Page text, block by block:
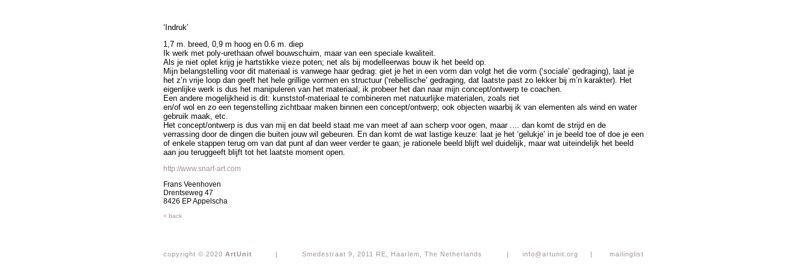
‘Indruk’
1,7 m. breed, 0,9 m hoog en 0.6 m. diep
Ik werk met poly-urethaan ofwel bouwschuim, maar van een speciale kwaliteit.
Als je niet oplet krijg je hartstikke vieze poten; net als bij modelleerwas bouw ik het beeld op.
Mijn belangstelling voor dit materiaal is vanwege haar gedrag: giet je het in een vorm dan volgt het die vorm (‘sociale’ gedraging), laat je
het z’n vrije loop dan geeft het hele grillige vormen en structuur (‘rebellische’ gedraging, dat laatste past zo lekker bij m’n karakter). Het
eigenlijke werk is dus het manipuleren van het materiaal; ik probeer het dan naar mijn concept/ontwerp te coachen.
Een andere mogelijkheid is dit: kunststof-materiaal te combineren met natuurlijke materialen, zoals riet
en/of wol en zo een tegenstelling zichtbaar maken binnen een concept/ontwerp; ook objecten waarbij ik van elementen als wind en water
gebruik maak, etc.
Het concept/ontwerp is dus van mij en dat beeld staat me van meet af aan scherp voor ogen, maar .... dan komt de strijd en de
verrassing door de dingen die buiten jouw wil gebeuren. En dan komt de wat lastige keuze: laat je het ‘gelukje’ in je beeld toe of doe je een
of enkele stappen terug om van dat punt af dan weer verder te gaan; je rationele beeld blijft wel duidelijk, maar wat uiteindelijk het beeld
aan jou teruggeeft blijft tot het laatste moment open.
http://www.snarf-art.com
Frans Veenhoven
Drentseweg 47
8426 EP Appelscha
< back
copyright © 2020 ArtUnit | Smedestraat 9, 2011 RE, Haarlem, The Netherlands | info@artunit.org | mailinglist